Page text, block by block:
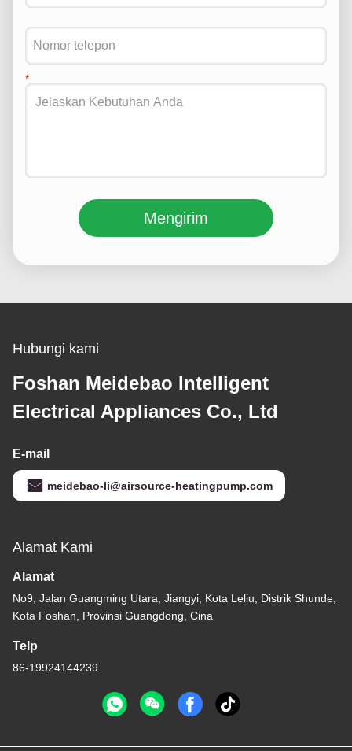
Mengirim
Hubungi kami
Foshan Meidebao Intelligent
Electrical Appliances Co., Ltd
E-mail
meidebao-li@airsource-heatingpump.com
Alamat Kami
Alamat
No9, Jalan Guangming Utara, Jiangyi, Kota Leliu, Distrik Shunde,
Kota Foshan, Provinsi Guangdong, Cina
Telp
86-19924144239